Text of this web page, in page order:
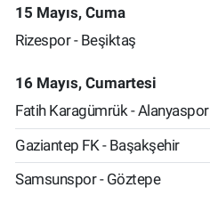
15 Mayıs, Cuma
Rizespor - Beşiktaş
16 Mayıs, Cumartesi
Fatih Karagümrük - Alanyaspor
Gaziantep FK - Başakşehir
Samsunspor - Göztepe